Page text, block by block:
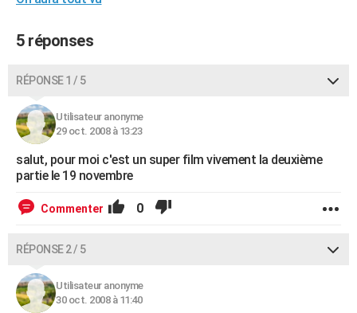
GUIDES D'ACHAT
BONS PLANS
CARTE DE VOEUX
Carte de Noël
Carte Bonne année
Carte Saint-Valentin
Carte Pâques
Carte d'anniversaire
DICTIONNAIRE
Dictionnaire
Biographies
Citations
Expressions
Proverbes
PROGRAMME TV
COPAINS D'AVANT
S'inscrire
Se connecter
Lycées
Collèges
Primaires
Universités
Entreprises
Service militaire
Avis de recherche
AVIS DE DÉCÈS
FORUM
Bricolage
Lifestyle
Culture
Sport
Auto
Television
Voyage
Cinema
5 réponses
RÉPONSE 1 / 5
Utilisateur anonyme
29 oct. 2008 à 13:23
salut, pour moi c'est un super film vivement la deuxième
partie le 19 novembre
Commenter 0
RÉPONSE 2 / 5
Utilisateur anonyme
30 oct. 2008 à 11:40